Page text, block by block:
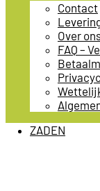
Contact
Over
FAQ –
ZADEN